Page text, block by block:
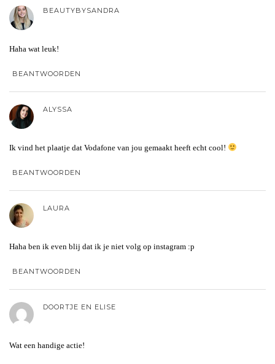
BEAUTYBYSANDRA
Haha wat leuk!
BEANTWOORDEN
ALYSSA
Ik vind het plaatje dat Vodafone van jou gemaakt heeft echt cool!
BEANTWOORDEN
LAURA
Haha ben ik even blij dat ik je niet volg op instagram :p
BEANTWOORDEN
DOORTJE EN ELISE
Wat een handige actie!